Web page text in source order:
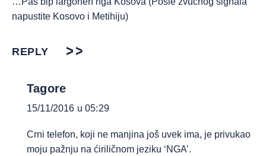
napustite Kosovo i Metihiju)
REPLY
Tagore
15/11/2016 u 05:29
Crni telefon, koji ne manjina još uvek ima, je privukao
moju pažnju na ćiriličnom jeziku ‘NGA’.